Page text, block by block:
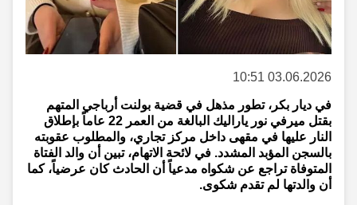
03.06.2026 10:51
في ديار بكر، تطور مذهل في قضية بولنت أرباجي المتهم
بقتل ميرفي نور ياراليك البالغة من العمر 22 عاماً بإطلاق
النار عليها في مقهى داخل مركز تجاري، والمطلوب عقوبته
بالسجن المؤبد المشدد. في لائحة الاتهام، تبين أن والد الفتاة
المتوفاة تراجع عن شكواه مدعياً أن الحادث كان عرضياً، كما
أن والدتها لم تقدم شكوى.